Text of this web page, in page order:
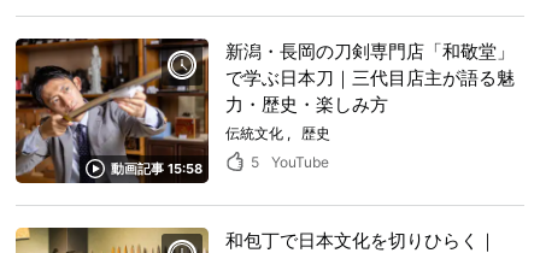
動画記事 15:58
新潟・長岡の刀剣専門店「和敬堂」
で学ぶ日本刀｜三代目店主が語る魅
力・歴史・楽しみ方
伝統文化
歴史
5
YouTube
和包丁で日本文化を切りひらく｜